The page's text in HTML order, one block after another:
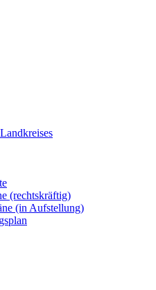
(rechtskräftig)
(in Aufstellung)